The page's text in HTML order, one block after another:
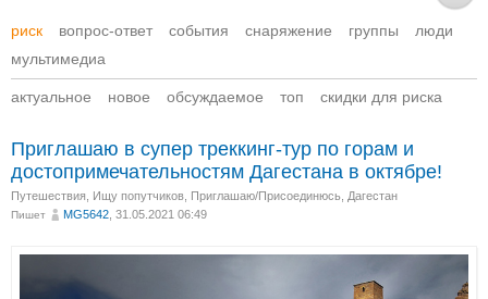
риск вопрос-ответ события снаряжение группы
люди
мультимедиа
актуальное новое обсуждаемое топ скидки для риска
Приглашаю в супер треккинг-тур по горам и
достопримечательностям Дагестана в октябре!
Путешествия Ищу попутчиков Приглашаю/Присоединюсь Дагестан
Пишет MG5642 , 31.05.2021 06:49